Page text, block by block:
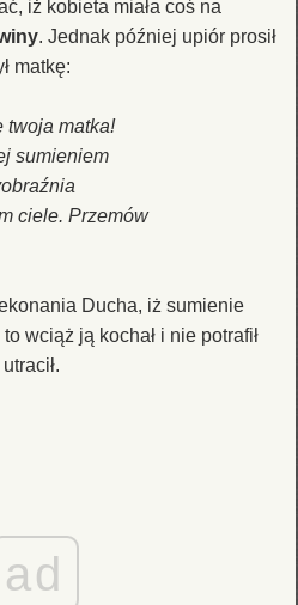
iż kobieta miała coś na
. Jednak później upiór prosił
matkę:
twoja matka!
sumieniem
ciele. Przemów
Ducha, iż sumienie
wciąż ją kochał i nie potrafił
ad